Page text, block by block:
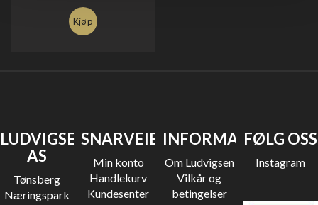
Kjøp
LUDVIGSEN
AS
Tønsberg
Næringspark
SNARVEIER
Min konto
Handlekurv
Kundesenter
INFORMASJON
Om Ludvigsen
Vilkår og
betingelser
FØLG OSS
Instagram